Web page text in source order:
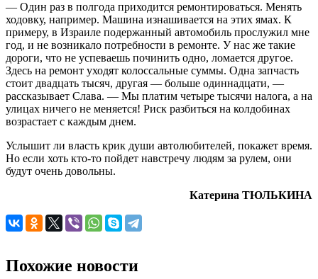
— Один раз в полгода приходится ремонтироваться. Менять
ходовку, например. Машина изнашивается на этих ямах. К
примеру, в Израиле подержанный автомобиль прослужил мне
год, и не возникало потребности в ремонте. У нас же такие
дороги, что не успеваешь починить одно, ломается другое.
Здесь на ремонт уходят колоссальные суммы. Одна запчасть
стоит двадцать тысяч, другая — больше одиннадцати, —
рассказывает Слава. — Мы платим четыре тысячи налога, а на
улицах ничего не меняется! Риск разбиться на колдобинах
возрастает с каждым днем.
Услышит ли власть крик души автолюбителей, покажет время.
Но если хоть кто-то пойдет навстречу людям за рулем, они
будут очень довольны.
Катерина ТЮЛЬКИНА
Похожие новости